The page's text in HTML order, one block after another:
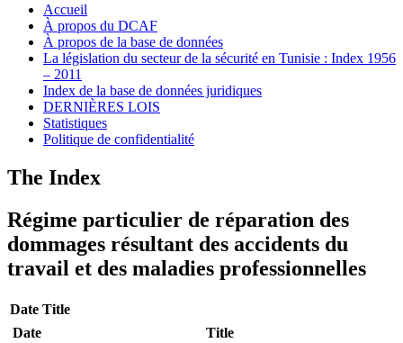
Accueil
À propos du DCAF
À propos de la base de données
La législation du secteur de la sécurité en Tunisie : Index 1956
– 2011
Index de la base de données juridiques
DERNIÈRES LOIS
Statistiques
Politique de confidentialité
The Index
Régime particulier de réparation des
dommages résultant des accidents du
travail et des maladies professionnelles
Date Title
Date
Title